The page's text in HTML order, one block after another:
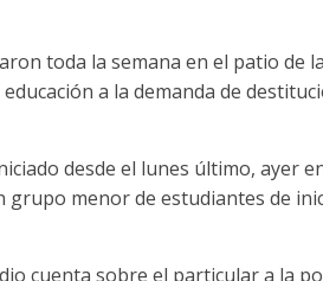
toda la semana en el patio de
a la demanda de
desde el lunes último, ayer
menor de estudiantes de
cuenta sobre el particular a la